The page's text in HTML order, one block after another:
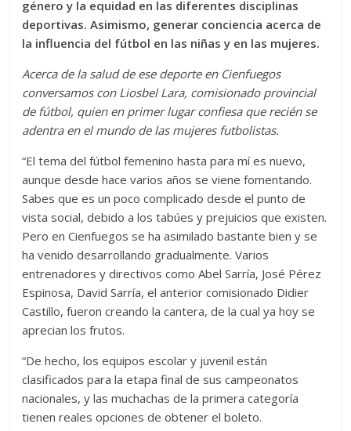
género y la equidad en las diferentes disciplinas
deportivas. Asimismo, generar conciencia acerca de
la influencia del fútbol en las niñas y en las mujeres.
Acerca de la salud de ese deporte en Cienfuegos
conversamos con Liosbel Lara, comisionado provincial
de fútbol, quien en primer lugar confiesa que recién se
adentra en el mundo de las mujeres futbolistas.
“El tema del fútbol femenino hasta para mí es nuevo,
aunque desde hace varios años se viene fomentando.
Sabes que es un poco complicado desde el punto de
vista social, debido a los tabúes y prejuicios que existen.
Pero en Cienfuegos se ha asimilado bastante bien y se
ha venido desarrollando gradualmente. Varios
entrenadores y directivos como Abel Sarría, José Pérez
Espinosa, David Sarría, el anterior comisionado Didier
Castillo, fueron creando la cantera, de la cual ya hoy se
aprecian los frutos.
“De hecho, los equipos escolar y juvenil están
clasificados para la etapa final de sus campeonatos
nacionales, y las muchachas de la primera categoría
tienen reales opciones de obtener el boleto.